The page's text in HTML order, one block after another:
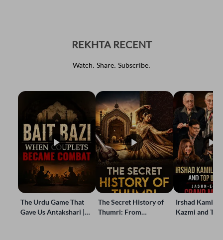
REKHTA RECENT
Watch. Share. Subscribe.
The Urdu Game That
Gave Us Antakshari |
The Secret History of
Thumri: From
Irshad Kamil,
Kazmi and